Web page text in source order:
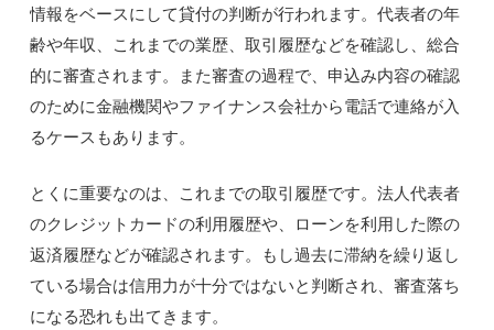
情報をベースにして貸付の判断が行われます。代表者の年
齢や年収、これまでの業歴、取引履歴などを確認し、総合
的に審査されます。また審査の過程で、申込み内容の確認
のために金融機関やファイナンス会社から電話で連絡が入
るケースもあります。
とくに重要なのは、これまでの取引履歴です。法人代表者
のクレジットカードの利用履歴や、ローンを利用した際の
返済履歴などが確認されます。もし過去に滞納を繰り返し
ている場合は信用力が十分ではないと判断され、審査落ち
になる恐れも出てきます。